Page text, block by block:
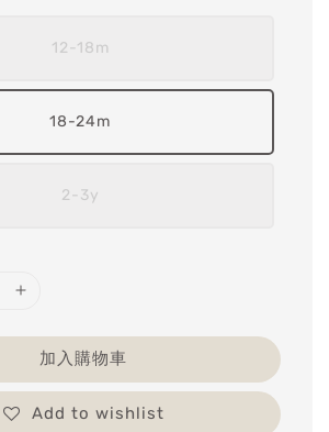
12-18m
18-24m
2-3y
加入購物車
Add to wishlist